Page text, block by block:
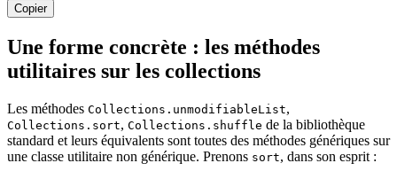
Copier
Une forme concrète : les méthodes
utilitaires sur les collections
Les méthodes Collections.unmodifiableList,
Collections.sort, Collections.shuffle de la bibliothèque
standard et leurs équivalents sont toutes des méthodes génériques sur
une classe utilitaire non générique. Prenons sort, dans son esprit :